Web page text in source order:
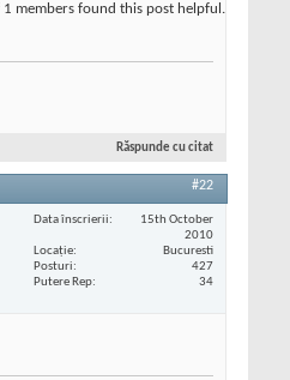
members found this post helpful.
Răspunde cu citat
#22
Data înscrierii
15th October
2010
Locaţie
Bucuresti
Posturi
427
Putere Rep
34